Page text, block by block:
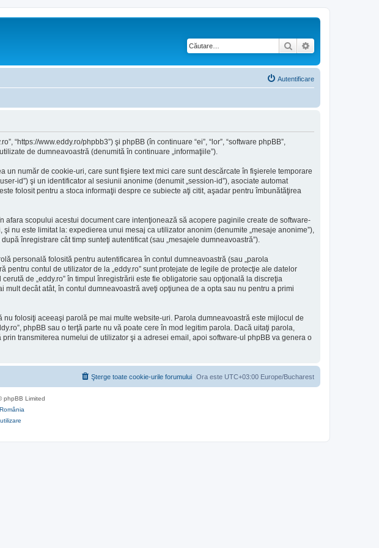
Căutare
Autentificare
“https://www.eddy.ro/phpbb3”) şi phpBB (în continuare “ei”, “lor”, “software phpBB”,
de dumneavoastră (denumită în continuare „informaţiile”).
număr de cookie-uri, care sunt fişiere text mici care sunt descărcate în fişierele temporare
id”) şi un identificator al sesiunii anonime (denumit „session-id”), asociate automat
folosit pentru a stoca informaţii despre ce subiecte aţi citit, aşadar pentru îmbunătăţirea
afara scopului acestui document care intenţionează să acopere paginile create de software-
nu este limitat la: expedierea unui mesaj ca utilizator anonim (denumite „mesaje anonime”),
înregistrare cât timp sunteţi autentificat (sau „mesajele dumneavoastră”).
personală folosită pentru autentificarea în contul dumneavoastră (sau „parola
contul de utilizator de la „eddy.ro” sunt protejate de legile de protecţie ale datelor
de „eddy.ro” în timpul înregistrării este fie obligatorie sau opţională la discreţia
mult decât atât, în contul dumneavoastră aveţi opţiunea de a opta sau nu pentru a primi
folosiţi aceeaşi parolă pe mai multe website-uri. Parola dumneavoastră este mijlocul de
phpBB sau o terţă parte nu vă poate cere în mod legitim parola. Dacă uitaţi parola,
transmiterea numelui de utilizator şi a adresei email, apoi software-ul phpBB va genera o
Ora este UTC+03:00 Europe/Bucharest
Şterge toate cookie-urile forumului
phpBB Limited